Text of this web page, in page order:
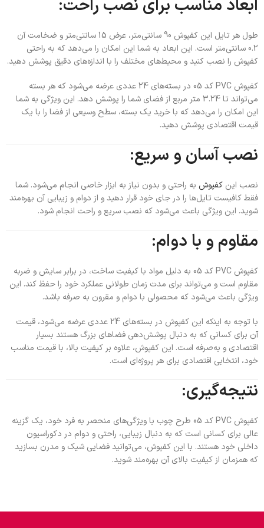
ابعاد مناسب برای نصب راحت:
طول هر تایل این کفپوش 90 سانتی‌متر، عرض 15 سانتی‌متر و ضخامت آن
0.2 سانتی‌متر است. این ابعاد به شما این امکان را می‌دهد که به راحتی
کفپوش را نصب کنید و محیط‌های مختلف را با اندازه‌های دقیق پوشش دهید.
کفپوش PVC کد 05 در بسته‌های 24 عددی عرضه می‌شود که هر بسته
می‌تواند تا 3.24 متر مربع از فضای شما را پوشش دهد. این ویژگی به شما
این امکان را می‌دهد که با خرید یک بسته، سطح وسیعی از فضا را با یک
قیمت اقتصادی پوشش دهید.
نصب آسان و سریع:
نصب این کفپوش به راحتی و بدون نیاز به ابزار خاصی انجام می‌شود. شما
فقط کافیست تایل‌ها را در جای خود قرار دهید و از دوام و زیبایی آن بهره‌مند
شوید. این ویژگی باعث می‌شود که نصب سریع و راحت انجام شود.
مقاوم و با دوام:
کفپوش PVC کد 05 به دلیل مواد با کیفیت ساخت، در برابر سایش و ضربه
مقاوم است و می‌تواند برای مدت زمان طولانی عملکرد خود را حفظ کند. این
ویژگی باعث می‌شود که محصولی با دوام و مقرون به صرفه باشد.
با توجه به اینکه این کفپوش در بسته‌های 24 عددی عرضه می‌شود، قیمت
آن برای کسانی که به دنبال پوشش‌دهی فضاهای بزرگ هستند بسیار
اقتصادی و به‌صرفه است. این کفپوش، علاوه بر کیفیت بالا، با قیمت مناسب
خود، انتخابی اقتصادی برای هر پروژه‌ای است.
نتیجه‌گیری:
کفپوش PVC کد 05 طرح چوب با ویژگی‌های منحصر به فرد خود، یک گزینه
عالی برای کسانی است که به دنبال زیبایی، راحتی و دوام در دکوراسیون
داخلی خود هستند. با این کفپوش، می‌توانید فضایی شیک و مدرن بسازید
که همزمان از کیفیت بالای آن بهره‌مند شوید.